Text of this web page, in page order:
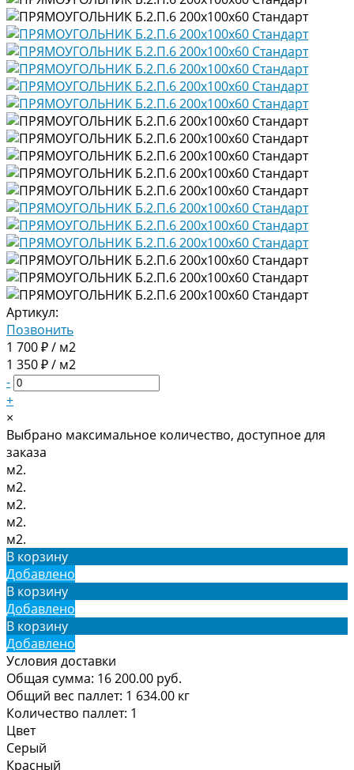
Артикул:
Позвонить
1 700 ₽ / м2
1 350 ₽ / м2
-
+
×
Выбрано максимальное количество, доступное для
заказа
м2.
м2.
м2.
м2.
м2.
В корзину
Добавлено
В корзину
Добавлено
В корзину
Добавлено
Условия доставки
Общая сумма: 16 200.00 руб.
Общий вес паллет: 1 634.00 кг
Количество паллет: 1
Цвет
Серый
Красный